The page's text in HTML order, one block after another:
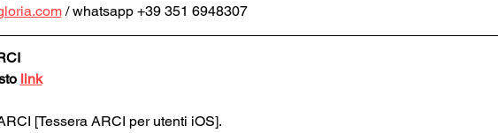
/ whatsapp +39 351 6948307
link
[Tessera ARCI per utenti iOS].